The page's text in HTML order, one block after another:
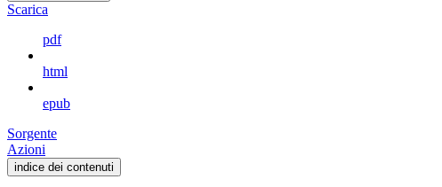
Scarica
pdf
html
epub
Sorgente
Azioni
indice dei contenuti